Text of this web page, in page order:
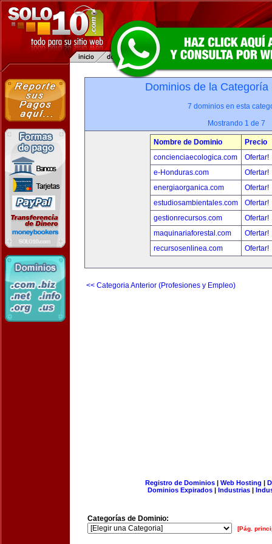
Dominios de la
7 dominios en esta
Mostrando 1 de 7
Nombre de Dominio
Precio
concienciaecologica.com
Ofertar!
e-Honduras.com
Ofertar!
energiaorganica.com
Ofertar!
estudiosambientales.com
Ofertar!
gestionrecursos.com
Ofertar!
maquinariaforestal.com
Ofertar!
recursosenlinea.com
Ofertar!
<< Categoria Anterior (Profesiones y Empleo)
Registro de Dominios| Web Hosting |
Dominios Expirados | Industrias |
Categorías de Dominio:
[Pág.